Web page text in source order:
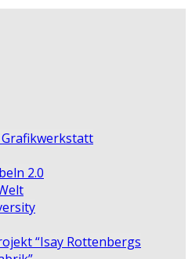
2.0
“Isay Rottenbergs